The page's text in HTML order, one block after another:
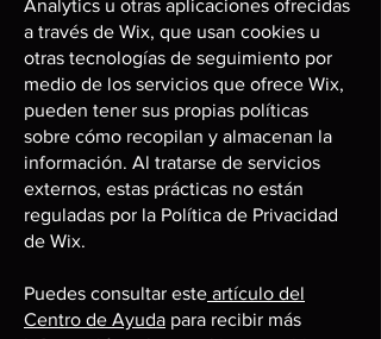
Analytics u otras aplicaciones ofrecidas
a través de Wix, que usan cookies u
otras tecnologías de seguimiento por
medio de los servicios que ofrece Wix,
pueden tener sus propias políticas
sobre cómo recopilan y almacenan la
información. Al tratarse de servicios
externos, estas prácticas no están
reguladas por la Política de Privacidad
de Wix.
Puedes consultar este artículo del
Centro de Ayuda para recibir más